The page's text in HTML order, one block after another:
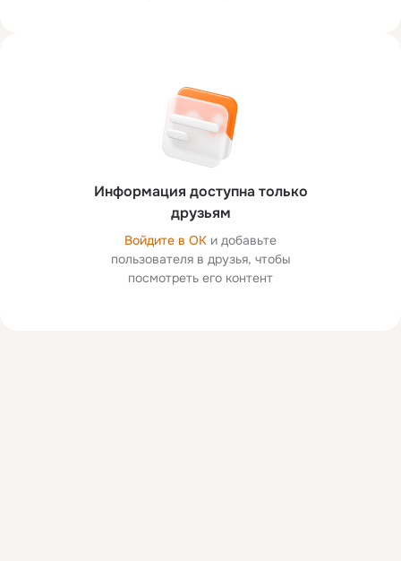
Информация доступна только
друзьям
Войдите в ОК и добавьте
пользователя в друзья, чтобы
посмотреть его контент